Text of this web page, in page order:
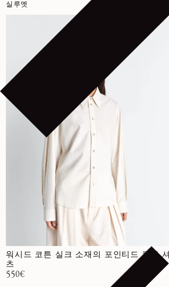
실루엣
워시드 코튼 실크 소재의 포인티드 칼라 셔
츠
정가
550€